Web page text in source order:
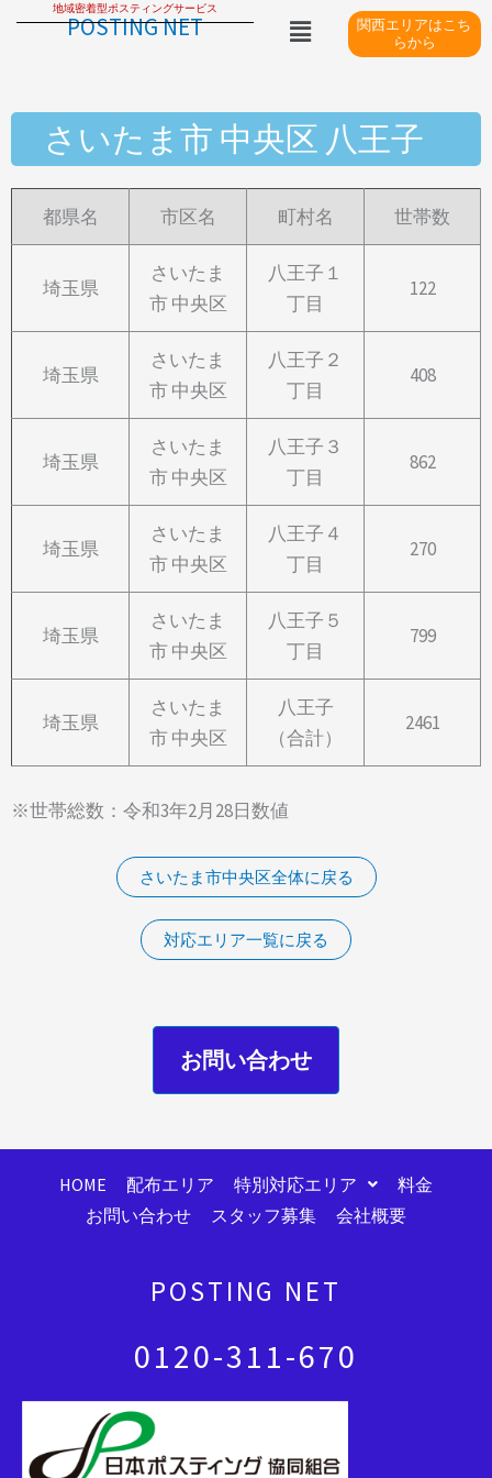
ス
ッ
POSTING NET
地域密着型ポスティングサービス メ
ニ
関西エリアはこち
らから
さいたま市 中央区 八王子
都県名 市区名 町村名 世帯数
埼玉県
さいたま
市 中央区
八王子１
丁目
122
埼玉県
さいたま
市 中央区
八王子２
丁目
408
埼玉県
さいたま
市 中央区
八王子３
丁目
862
埼玉県
さいたま
市 中央区
八王子４
丁目
270
埼玉県
さいたま
市 中央区
八王子５
丁目
799
埼玉県
さいたま
市 中央区
八王子
（合計）
2461
※世帯総数：令和3年2月28日数値
さいたま市中央区全体に戻る
対応エリア一覧に戻る
お問い合わせ
HOME 配布エリア 特別対応エリア
料金
お問い合わせ
スタッフ募集 会社概要
POSTING NET
0120-311-670